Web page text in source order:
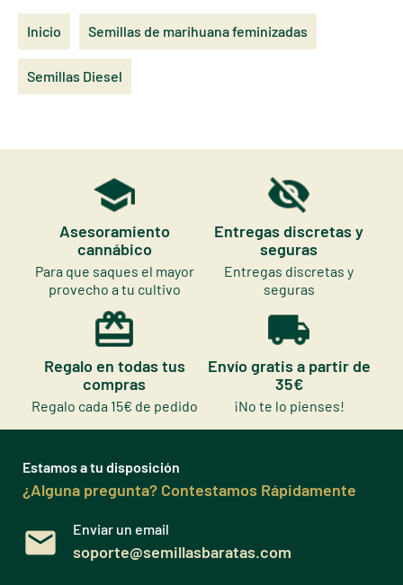
Inicio Semillas de marihuana feminizadas
Semillas Diesel
Asesoramiento
cannábico
Para que saques el mayor
provecho a tu cultivo
Entregas discretas y
seguras
Entregas discretas y
seguras
Regalo en todas tus
compras
Regalo cada 15€ de pedido
Envío gratis a partir de
35€
¡No te lo pienses!
Estamos a tu disposición
¿Alguna pregunta? Contestamos Rápidamente
Enviar un email
soporte@semillasbaratas.com